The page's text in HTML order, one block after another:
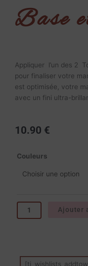
Base
Appliquer l’un des 2
pour finaliser votre
est optimisée, votre
avec un fini ultra-
10.90 €
Couleurs
quantité
Base
coat
Ajouter